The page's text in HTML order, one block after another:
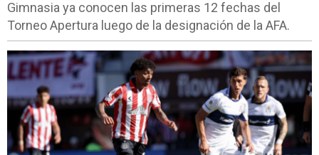
Gimnasia ya conocen las primeras 12 fechas del
Torneo Apertura luego de la designación de la AFA.